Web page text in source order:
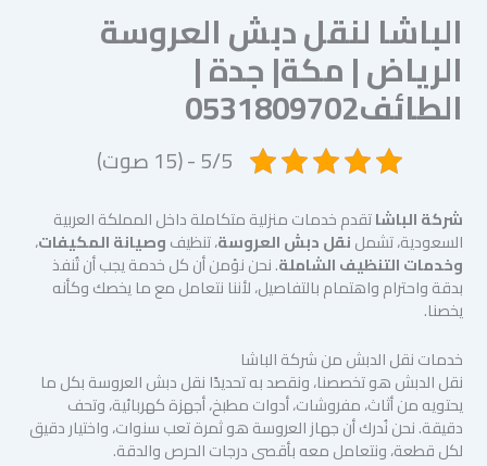
الباشا لنقل دبش العروسة
الرياض | مكة| جدة |
الطائف0531809702
5/5 - (15 صوت)
شركة الباشاتقدم خدمات منزلية متكاملة داخل المملكة العربية
السعودية، تشملنقل دبش العروسة، تنظيفوصيانة المكيفات،
وخدمات التنظيف الشاملة. نحن نؤمن أن كل خدمة يجب أن تُنفذ
بدقة واحترام واهتمام بالتفاصيل، لأننا نتعامل مع ما يخصك وكأنه
يخصنا.
خدمات نقل الدبش من شركة الباشا
نقل الدبش هو تخصصنا، ونقصد به تحديدًا نقل دبش العروسة بكل ما
يحتويه من أثاث، مفروشات، أدوات مطبخ، أجهزة كهربائية، وتحف
دقيقة. نحن نُدرك أن جهاز العروسة هو ثمرة تعب سنوات، واختيار دقيق
لكل قطعة، ونتعامل معه بأقصى درجات الحرص والدقة.